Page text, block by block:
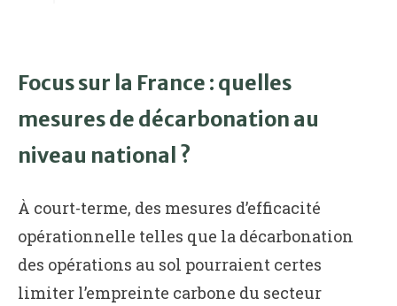
Focus sur la France : quelles
mesures de décarbonation au
niveau national ?
À court-terme, des mesures d’efficacité
opérationnelle telles que la décarbonation
des opérations au sol pourraient certes
limiter l’empreinte carbone du secteur